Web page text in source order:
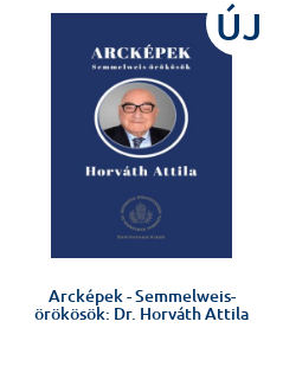
ÚJ
Arcképek - Semmelweis-
örökösök: Dr. Horváth Attila